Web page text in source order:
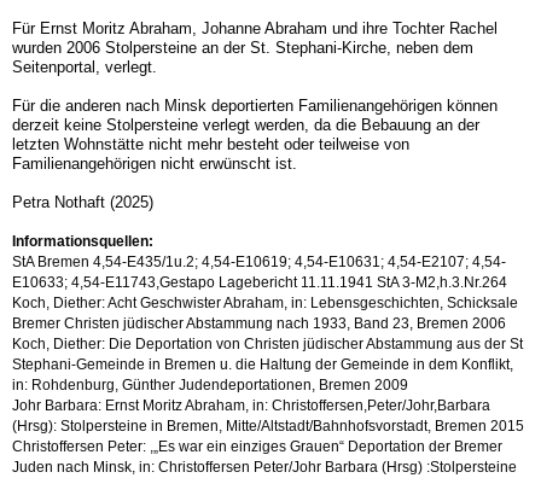
Für Ernst Moritz Abraham, Johanne Abraham und ihre Tochter Rachel
wurden 2006 Stolpersteine an der St. Stephani-Kirche, neben dem
Seitenportal, verlegt.
Für die anderen nach Minsk deportierten Familienangehörigen können
derzeit keine Stolpersteine verlegt werden, da die Bebauung an der
letzten Wohnstätte nicht mehr besteht oder teilweise von
Familienangehörigen nicht erwünscht ist.
Petra Nothaft (2025)
Informationsquellen:
StA Bremen 4,54-E435/1u.2; 4,54-E10619; 4,54-E10631; 4,54-E2107; 4,54-
E10633; 4,54-E11743,Gestapo Lagebericht 11.11.1941 StA 3-M2,h.3.Nr.264
Koch, Diether: Acht Geschwister Abraham, in: Lebensgeschichten, Schicksale
Bremer Christen jüdischer Abstammung nach 1933, Band 23, Bremen 2006
Koch, Diether: Die Deportation von Christen jüdischer Abstammung aus der St
Stephani-Gemeinde in Bremen u. die Haltung der Gemeinde in dem Konflikt,
in: Rohdenburg, Günther Judendeportationen, Bremen 2009
Johr Barbara: Ernst Moritz Abraham, in: Christoffersen,Peter/Johr,Barbara
(Hrsg): Stolpersteine in Bremen, Mitte/Altstadt/Bahnhofsvorstadt, Bremen 2015
Christoffersen Peter: ,„Es war ein einziges Grauen“ Deportation der Bremer
Juden nach Minsk, in: Christoffersen Peter/Johr Barbara (Hrsg) :Stolpersteine